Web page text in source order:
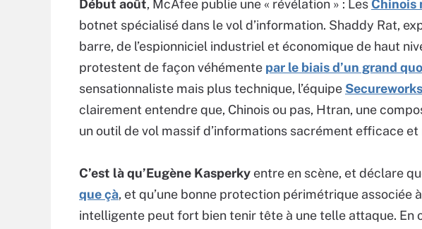
Début août, McAfee publie une « révélation » : Les Chinois
botnet spécialisé dans le vol d’information. Shaddy Rat,
barre, de l’espionniciel industriel et économique de haut
protestent de façon véhémente par le biais d’un grand
sensationnaliste mais plus technique, l’équipe Secureworks
clairement entendre que, Chinois ou pas, Htran, une
un outil de vol massif d’informations sacrément efficace
C’est là qu’Eugène Kasperky entre en scène, et déclare
que çà, et qu’une bonne protection périmétrique associée
intelligente peut fort bien tenir tête à une telle attaque. En